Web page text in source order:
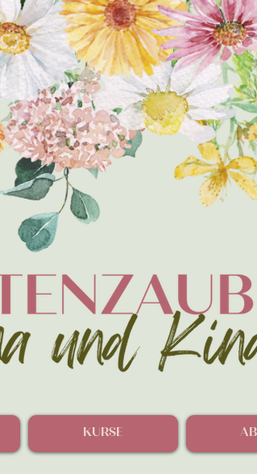
KURSE